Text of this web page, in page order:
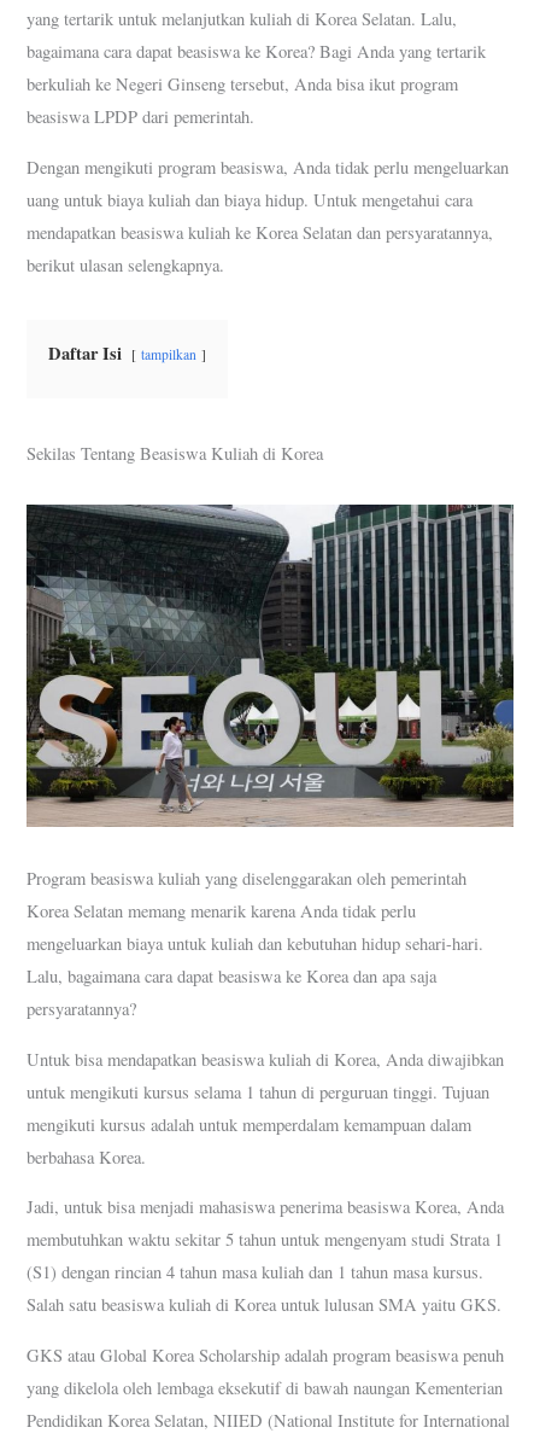
e
b
o
k
t
t
s
p
p
e
t
e
e
s
e
g
yang tertarik untuk melanjutkan kuliah di Korea Selatan. Lalu,
bagaimana cara dapat beasiswa ke Korea? Bagi Anda yang tertarik
berkuliah ke Negeri Ginseng tersebut, Anda bisa ikut program
beasiswa LPDP dari pemerintah.
Dengan mengikuti program beasiswa, Anda tidak perlu mengeluarkan
uang untuk biaya kuliah dan biaya hidup. Untuk mengetahui cara
mendapatkan beasiswa kuliah ke Korea Selatan dan persyaratannya,
berikut ulasan selengkapnya.
Daftar Isi tampilkan
Sekilas Tentang Beasiswa Kuliah di Korea
Program beasiswa kuliah yang diselenggarakan oleh pemerintah
Korea Selatan memang menarik karena Anda tidak perlu
mengeluarkan biaya untuk kuliah dan kebutuhan hidup sehari-hari.
Lalu, bagaimana cara dapat beasiswa ke Korea dan apa saja
persyaratannya?
Untuk bisa mendapatkan beasiswa kuliah di Korea, Anda diwajibkan
untuk mengikuti kursus selama 1 tahun di perguruan tinggi. Tujuan
mengikuti kursus adalah untuk memperdalam kemampuan dalam
berbahasa Korea.
Jadi, untuk bisa menjadi mahasiswa penerima beasiswa Korea, Anda
membutuhkan waktu sekitar 5 tahun untuk mengenyam studi Strata 1
(S1) dengan rincian 4 tahun masa kuliah dan 1 tahun masa kursus.
Salah satu beasiswa kuliah di Korea untuk lulusan SMA yaitu GKS.
GKS atau Global Korea Scholarship adalah program beasiswa penuh
yang dikelola oleh lembaga eksekutif di bawah naungan Kementerian
Pendidikan Korea Selatan, NIIED (National Institute for International